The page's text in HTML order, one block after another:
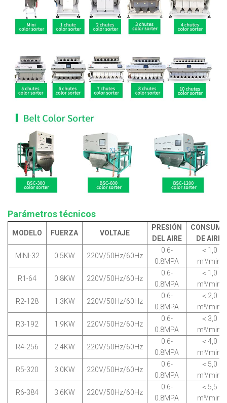
Parámetros técnicos
MODELO FUERZA VOLTAJE
PRESIÓN
DEL AIRE
CONSUMO
DE AIRE
MINI-32 0.5KW 220V/50Hz/60Hz
0.6-
0.8MPA
＜1,0
m³/min
R1-64 0.8KW 220V/50Hz/60Hz
0.6-
0.8MPA
＜1,0
m³/min
R2-128 1.3KW 220V/50Hz/60Hz
0.6-
0.8MPA
＜2,0
m³/min
R3-192 1.9KW 220V/50Hz/60Hz
0.6-
0.8MPA
＜3,0
m³/min
R4-256 2.4KW 220V/50Hz/60Hz
0.6-
0.8MPA
＜4,0
m³/min
R5-320 3.0KW 220V/50Hz/60Hz
0.6-
0.8MPA
＜5,0
m³/min
R6-384 3.6KW 220V/50Hz/60Hz
0.6-
0.8MPA
＜5,5
m³/min